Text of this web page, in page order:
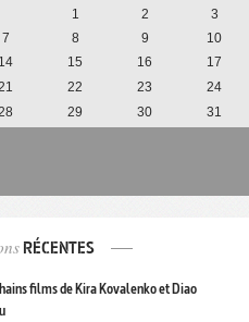
1 2
3
7 8 9
10
14 15 16
17
22 23
24
29 30 31
RÉCENTES
films de Kira Kovalenko et Diao